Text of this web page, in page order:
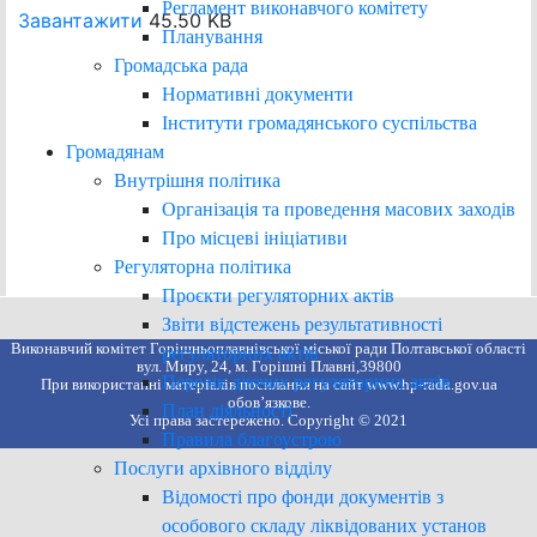
Регламент виконавчого комітету
Планування
Громадська рада
Нормативні документи
Інститути громадянського суспільства
Громадянам
Внутрішня політика
Організація та проведення масових заходів
Про місцеві ініціативи
Регуляторна політика
Проєкти регуляторних актів
Звіти відстежень результативності
регуляторних актів
Перелік діючих регуляторних актів
План діяльності
Правила благоустрою
Послуги архівного відділу
Відомості про фонди документів з
особового складу ліквідованих установ
Завантажити 45.50 KB
Виконавчий комітет Горішньоплавнівської міської ради Полтавської області
вул. Миру, 24, м. Горішні Плавні,39800
При використанні матеріалів посилання на сайт www.hp-rada.gov.ua
обов’язкове.
Усі права застережено. Copyright © 2021